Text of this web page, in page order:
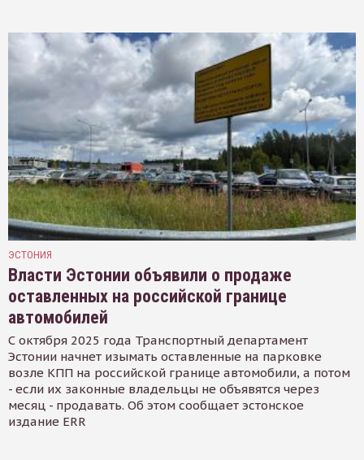
ЭСТОНИЯ
Власти Эстонии объявили о продаже
оставленных на российской границе
автомобилей
С октября 2025 года Транспортный департамент
Эстонии начнет изымать оставленные на парковке
возле КПП на российской границе автомобили, а потом
- если их законные владельцы не объявятся через
месяц - продавать. Об этом сообщает эстонское
издание ERR